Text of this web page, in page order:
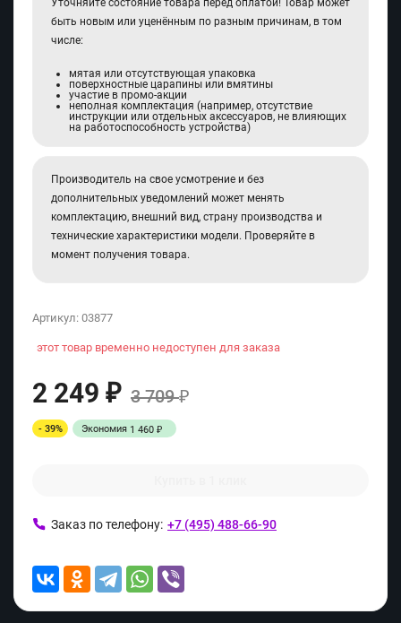
Уточняйте состояние товара перед оплатой! Товар может
быть новым или уценённым по разным причинам, в том
числе:
мятая или отсутствующая упаковка
поверхностные царапины или вмятины
участие в промо-акции
неполная комплектация (например, отсутствие
инструкции или отдельных аксессуаров, не влияющих
на работоспособность устройства)
Производитель на свое усмотрение и без
дополнительных уведомлений может менять
комплектацию, внешний вид, страну производства и
технические характеристики модели. Проверяйте в
момент получения товара.
Артикул: 03877
этот товар временно недоступен для заказа
2 249 ₽ 3 709₽
- 39% Экономия 1 460 ₽
Заказ по телефону: +7 (495) 488-66-90